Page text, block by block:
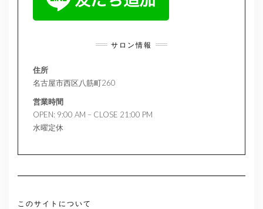
サロン情報
住所
名古屋市西区八筋町260
営業時間
OPEN: 9:00 AM – CLOSE 21:00 PM
水曜定休
このサイトについて